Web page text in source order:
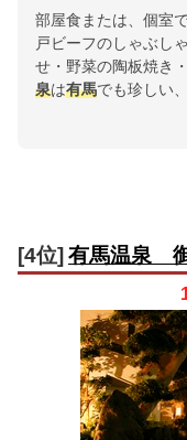
部屋食または、個室
戸ビーフのしゃぶし
せ・野菜の陶板焼き
泉は有馬でも珍しい
[4位] 有馬温泉